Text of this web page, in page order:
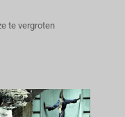
te vergroten